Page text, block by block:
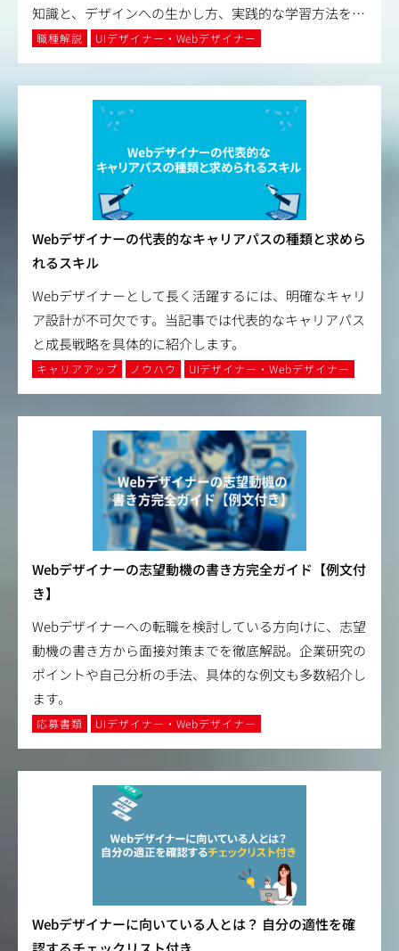
知識と、デザインへの生かし方、実践的な学習方法を…
職種解説 UIデザイナー・Webデザイナー
Webデザイナーの代表的なキャリアパスの種類と求めら
れるスキル
Webデザイナーとして長く活躍するには、明確なキャリ
ア設計が不可欠です。当記事では代表的なキャリアパス
と成長戦略を具体的に紹介します。
キャリアアップ ノウハウ UIデザイナー・Webデザイナー
Webデザイナーの志望動機の書き方完全ガイド【例文付
き】
Webデザイナーへの転職を検討している方向けに、志望
動機の書き方から面接対策までを徹底解説。企業研究の
ポイントや自己分析の手法、具体的な例文も多数紹介し
ます。
応募書類 UIデザイナー・Webデザイナー
Webデザイナーに向いている人とは？ 自分の適性を確